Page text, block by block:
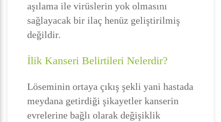
aşılama ile virüslerin yok olmasını
sağlayacak bir ilaç henüz geliştirilmiş
değildir.
İlik Kanseri Belirtileri Nelerdir?
Löseminin ortaya çıkış şekli yani hastada
meydana getirdiği şikayetler kanserin
evrelerine bağlı olarak değişiklik